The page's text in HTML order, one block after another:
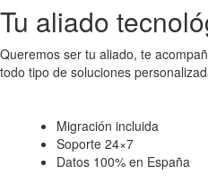
Tu aliado
Queremos ser tu aliado, te
todo tipo de soluciones
Migración incluida
Soporte 24×7
Datos 100% en España